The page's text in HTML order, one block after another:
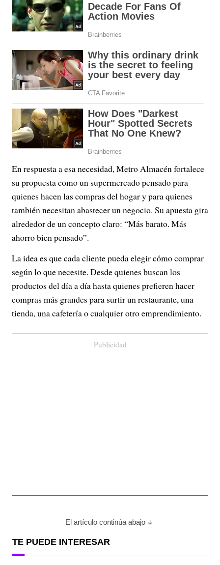
En respuesta a esa necesidad, Metro Almacén fortalece
su propuesta como un supermercado pensado para
quienes hacen las compras del hogar y para quienes
también necesitan abastecer un negocio. Su apuesta gira
alrededor de un concepto claro: “Más barato. Más
ahorro bien pensado”.
La idea es que cada cliente pueda elegir cómo comprar
según lo que necesite. Desde quienes buscan los
productos del día a día hasta quienes prefieren hacer
compras más grandes para surtir un restaurante, una
tienda, una cafetería o cualquier otro emprendimiento.
Publicidad
El artículo continúa abajo
TE PUEDE INTERESAR